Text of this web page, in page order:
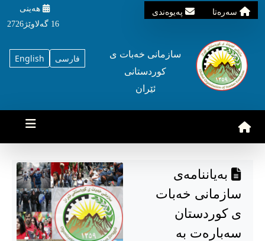
سه‌ره‌تا په‌یوه‌ندی
هه‌ینی
16 گه‌لاوێژ2726
English فارسی
سازمانی خه‌بات ی
کوردستانی
ئێران
بەیاننامەی
سازمانی خەبات
ی کوردستان
سەبارەت بە